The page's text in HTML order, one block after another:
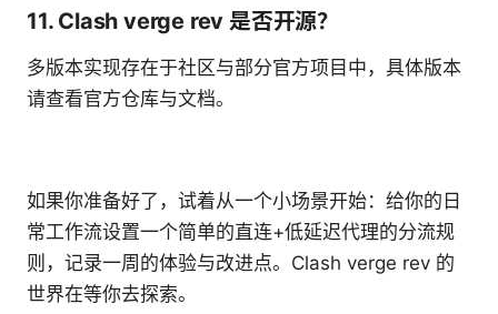
11. Clash verge rev 是否开源？
多版本实现存在于社区与部分官方项目中，具体版本
请查看官方仓库与文档。
如果你准备好了，试着从一个小场景开始：给你的日
常工作流设置一个简单的直连+低延迟代理的分流规
则，记录一周的体验与改进点。Clash verge rev 的
世界在等你去探索。